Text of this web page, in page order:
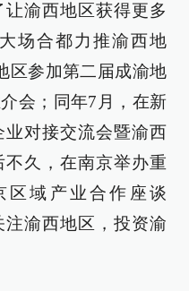
让渝西地区获得更多
场合都力推渝西地
区参加第二届成渝地
会；同年7月，在新
对接交流会暨渝西
久，在南京举办重
域产业合作座谈
渝西地区，投资渝